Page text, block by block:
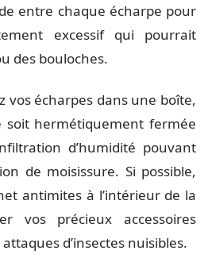
entre chaque écharpe pour
excessif qui pourrait
des bouloches.
vos écharpes dans une boîte,
soit hermétiquement fermée
d’humidité pouvant
de moisissure. Si possible,
antimites à l’intérieur de la
vos précieux accessoires
d’insectes nuisibles.